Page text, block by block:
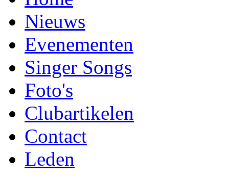
Nieuws
Evenementen
Singer Songs
Foto's
Clubartikelen
Contact
Leden